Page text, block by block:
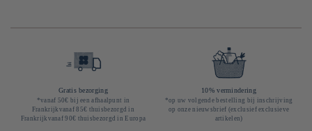
Gratis bezorging
*vanaf 50€ bij een afhaalpunt in
Frankrijkvanaf 85€ thuisbezorgd in
Frankrijkvanaf 90€ thuisbezorgd in Europa
10% vermindering
*op uw volgende bestelling bij inschrijving
op onze nieuwsbrief (exclusief exclusieve
artikelen)